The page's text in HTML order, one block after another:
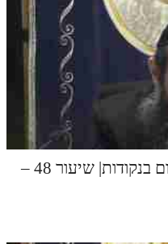
t
הדף היומי בתע"ס חלק ז' |סיכום בנקודות| שיעור 48 –